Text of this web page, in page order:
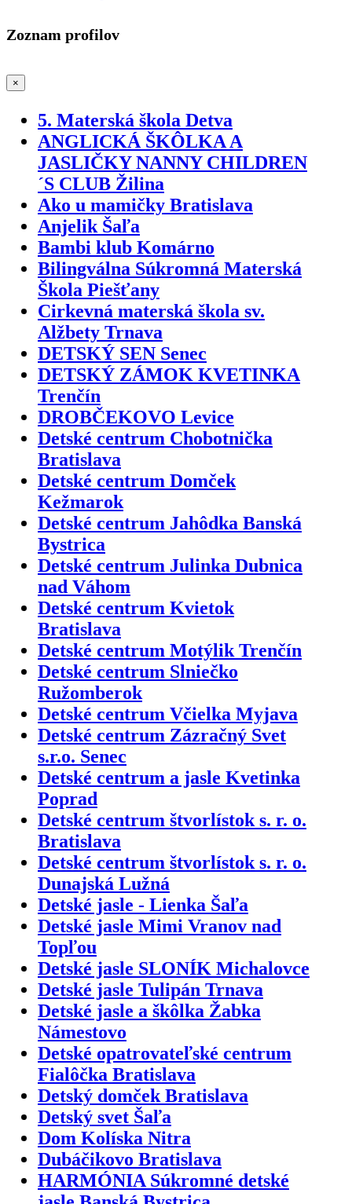
Zoznam profilov
×
5. Materská škola Detva
ANGLICKÁ ŠKÔLKA A
JASLIČKY NANNY CHILDREN
´S CLUB Žilina
Ako u mamičky Bratislava
Anjelik Šaľa
Bambi klub Komárno
Bilingválna Súkromná Materská
Škola Piešťany
Cirkevná materská škola sv.
Alžbety Trnava
DETSKÝ SEN Senec
DETSKÝ ZÁMOK KVETINKA
Trenčín
DROBČEKOVO Levice
Detské centrum Chobotnička
Bratislava
Detské centrum Domček
Kežmarok
Detské centrum Jahôdka Banská
Bystrica
Detské centrum Julinka Dubnica
nad Váhom
Detské centrum Kvietok
Bratislava
Detské centrum Motýlik Trenčín
Detské centrum Slniečko
Ružomberok
Detské centrum Včielka Myjava
Detské centrum Zázračný Svet
s.r.o. Senec
Detské centrum a jasle Kvetinka
Poprad
Detské centrum štvorlístok s. r. o.
Bratislava
Detské centrum štvorlístok s. r. o.
Dunajská Lužná
Detské jasle - Lienka Šaľa
Detské jasle Mimi Vranov nad
Topľou
Detské jasle SLONÍK Michalovce
Detské jasle Tulipán Trnava
Detské jasle a škôlka Žabka
Námestovo
Detské opatrovateľské centrum
Fialôčka Bratislava
Detský domček Bratislava
Detský svet Šaľa
Dom Kolíska Nitra
Dubáčikovo Bratislava
HARMÓNIA Súkromné detské